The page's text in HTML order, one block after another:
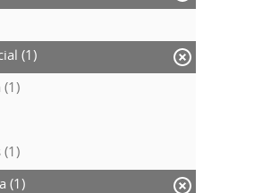
(1)
(1)
(1)
(1)